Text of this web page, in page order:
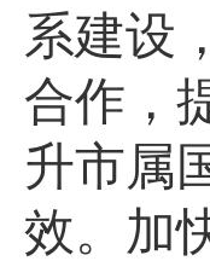
系建设
合作，
升市属
效。加